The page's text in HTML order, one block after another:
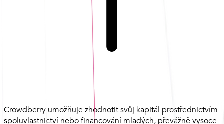
Crowdberry umožňuje zhodnotit svůj kapitál prostřednictvím
spoluvlastnictví nebo financování mladých, převážně vysoce